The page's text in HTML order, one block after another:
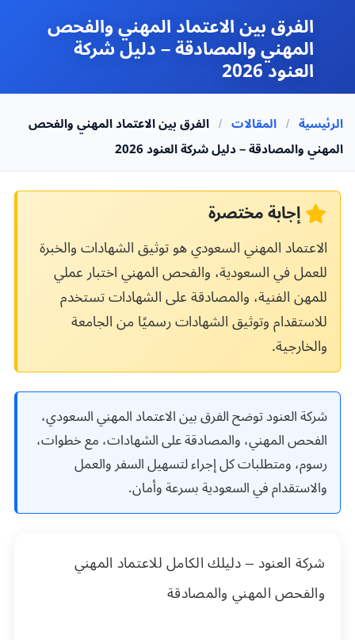
الفرق بين الاعتماد المهني والفحص
المهني والمصادقة – دليل شركة
العنود2026
الرئيسية / المقالات / الفرق بين الاعتماد المهني والفحص
المهني والمصادقة – دليل شركة العنود2026
إجابة مختصرة
الاعتماد المهني السعودي هو توثيق الشهادات والخبرة
للعمل في السعودية، والفحص المهني اختبار عملي
للمهن الفنية، والمصادقة على الشهادات تستخدم
للاستقدام وتوثيق الشهادات رسميًا من الجامعة
والخارجية.
شركة العنود توضح الفرق بين الاعتماد المهني السعودي،
الفحص المهني، والمصادقة على الشهادات، مع خطوات،
رسوم، ومتطلبات كل إجراء لتسهيل السفر والعمل
والاستقدام في السعودية بسرعة وأمان.
شركة العنود – دليلك الكامل للاعتماد المهني
والفحص المهني والمصادقة